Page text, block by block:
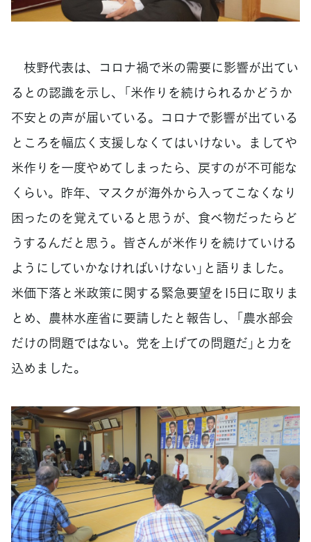
枝野代表は、コロナ禍で米の需要に影響が出てい
るとの認識を示し、「米作りを続けられるかどうか
不安との声が届いている。コロナで影響が出ている
ところを幅広く支援しなくてはいけない。ましてや
米作りを一度やめてしまったら、戻すのが不可能な
くらい。昨年、マスクが海外から入ってこなくなり
困ったのを覚えていると思うが、食べ物だったらど
うするんだと思う。皆さんが米作りを続けていける
ようにしていかなければいけない」と語りました。
米価下落と米政策に関する緊急要望を15日に取りま
とめ、農林水産省に要請したと報告し、「農水部会
だけの問題ではない。党を上げての問題だ」と力を
込めました。